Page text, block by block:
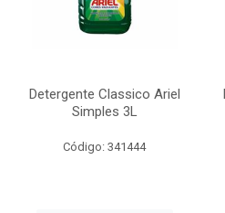
Detergente Classico Ariel
Simples 3L
Código: 341444